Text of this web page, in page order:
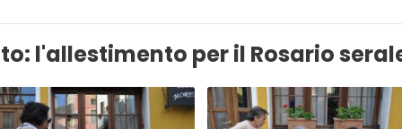
l'allestimento per il Rosario